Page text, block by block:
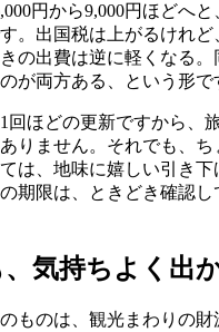
円から9,000円ほどへ
。出国税は上がるけれど
の出費は逆に軽くなる。
が両方ある、という形で
回ほどの更新ですから、
りません。それでも、ち
は、地味に嬉しい引き下
期限は、ときどき確認し
気持ちよく出
ものは、観光まわりの財